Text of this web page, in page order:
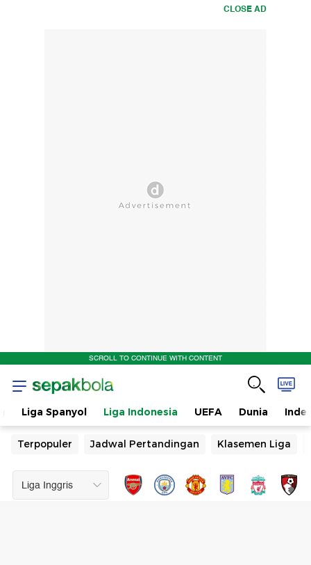
CLOSE AD
SCROLL TO CONTINUE WITH CONTENT
Liga Spanyol Liga Indonesia UEFA Dunia
Terpopuler Jadwal Pertandingan Klasemen Liga